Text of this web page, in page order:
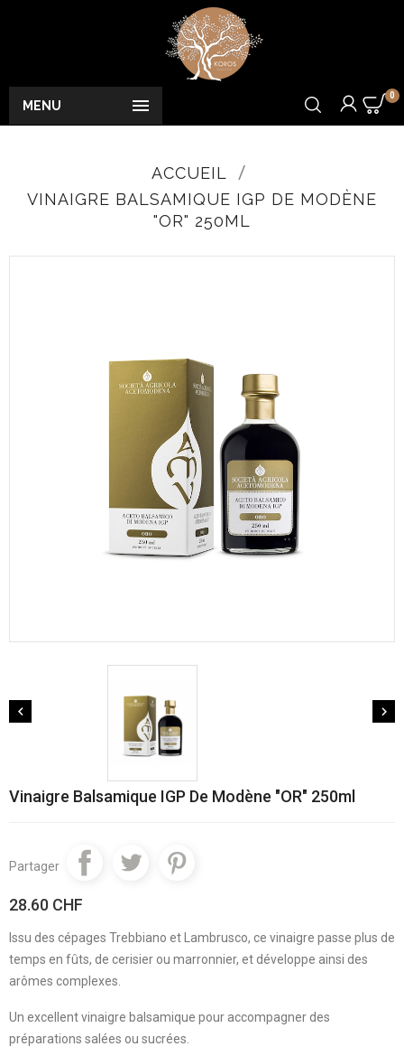

MENU
0
ACCUEIL
VINAIGRE BALSAMIQUE IGP DE MODÈNE
"OR" 250ML
 
Vinaigre Balsamique IGP De Modène "OR" 250ml
Partager
28.60 CHF
Issu des cépages Trebbiano et Lambrusco, ce vinaigre passe plus de
temps en fûts, de cerisier ou marronnier, et développe ainsi des
arômes complexes.
Un excellent vinaigre balsamique pour accompagner des
préparations salées ou sucrées.